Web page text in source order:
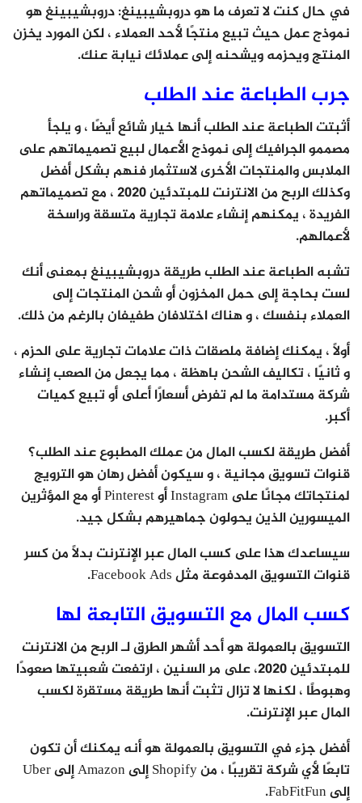
في حال كنت لا تعرف ما هو دروبشيبينغ: دروبشيبينغ هو
نموذج عمل حيث تبيع منتجًا لأحد العملاء ، لكن المورد يخزن
المنتج ويحزمه ويشحنه إلى عملائك نيابة عنك.
جرب الطباعة عند الطلب
أثبتت الطباعة عند الطلب أنها خيار شائع أيضًا ، و يلجأ
مصممو الجرافيك إلى نموذج الأعمال لبيع تصميماتهم على
الملابس والمنتجات الأخرى لاستثمار فنهم بشكل أفضل
وكذلك الربح من الانترنت للمبتدئين 2020 ، مع تصميماتهم
الفريدة ، يمكنهم إنشاء علامة تجارية متسقة وراسخة
لأعمالهم.
تشبه الطباعة عند الطلب طريقة دروبشيبينغ بمعنى أنك
لست بحاجة إلى حمل المخزون أو شحن المنتجات إلى
العملاء بنفسك ، و هناك اختلافان طفيفان بالرغم من ذلك.
أولاً ، يمكنك إضافة ملصقات ذات علامات تجارية على الحزم ،
و ثانيًا ، تكاليف الشحن باهظة ، مما يجعل من الصعب إنشاء
شركة مستدامة ما لم تفرض أسعارًا أعلى أو تبيع كميات
أكبر.
أفضل طريقة لكسب المال من عملك المطبوع عند الطلب؟
قنوات تسويق مجانية ، و سيكون أفضل رهان هو الترويج
لمنتجاتك مجانًا على Instagram أو Pinterest أو مع المؤثرين
الميسورين الذين يحولون جماهيرهم بشكل جيد.
سيساعدك هذا على كسب المال عبر الإنترنت بدلاً من كسر
قنوات التسويق المدفوعة مثل Facebook Ads.
كسب المال مع التسويق التابعة لها
التسويق بالعمولة هو أحد أشهر الطرق لـ الربح من الانترنت
للمبتدئين 2020، على مر السنين ، ارتفعت شعبيتها صعودًا
وهبوطًا ، لكنها لا تزال تثبت أنها طريقة مستقرة لكسب
المال عبر الإنترنت.
أفضل جزء في التسويق بالعمولة هو أنه يمكنك أن تكون
تابعًا لأي شركة تقريبًا ، من Shopify إلى Amazon إلى Uber
إلى FabFitFun.